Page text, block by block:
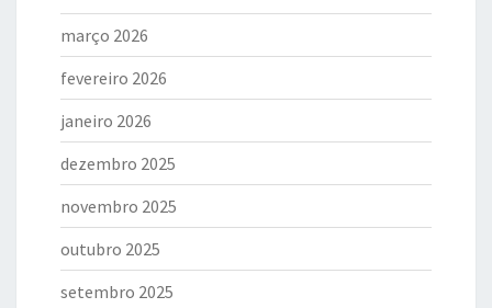
março 2026
fevereiro 2026
janeiro 2026
dezembro 2025
novembro 2025
outubro 2025
setembro 2025